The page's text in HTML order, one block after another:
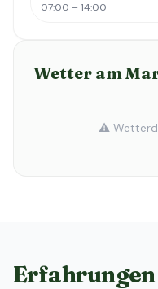
07:00 – 14:00
Wetter am
⚠️